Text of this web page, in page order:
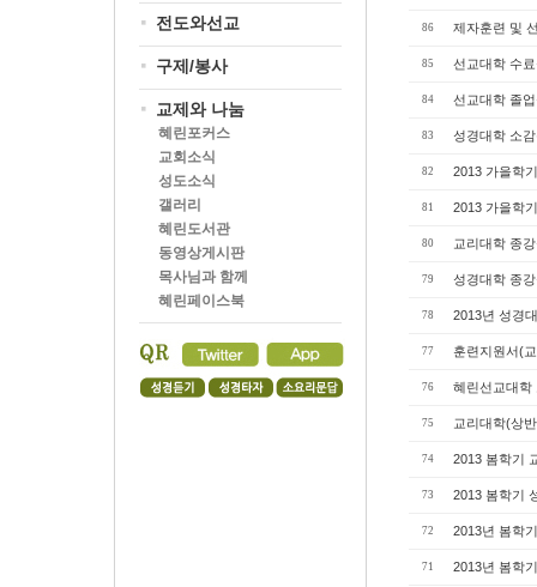
전도와선교
구제/봉사
교제와 나눔
혜린포커스
교회소식
성도소식
갤러리
혜린도서관
동영상게시판
목사님과 함께
혜린페이스북
86 제자훈련 및
85 선교대학 수
84 선교대학 졸
83 성경대학 소
82 2013 가을학
81 2013 가을학
80 교리대학 종
79 성경대학 종
78 2013년 성경
77 훈련지원서(
76 혜린선교대학
75 교리대학(상
74 2013 봄학기
73 2013 봄학기
72 2013년 봄학
71 2013년 봄학